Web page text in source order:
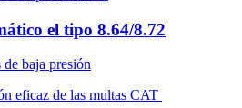
el tipo 8.64/8.72
baja presión
eficaz de las multas CAT